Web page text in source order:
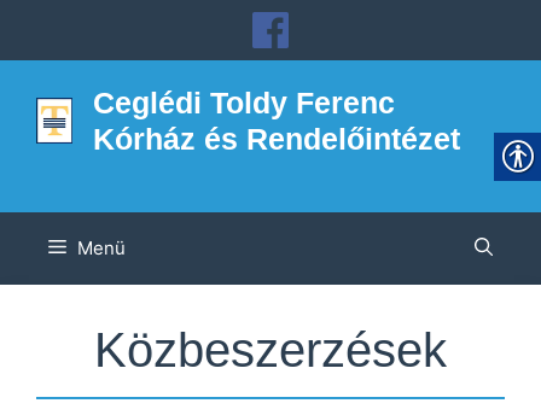
Ceglédi Toldy Ferenc
Kórház és Rendelőintézet
Menü
Közbeszerzések